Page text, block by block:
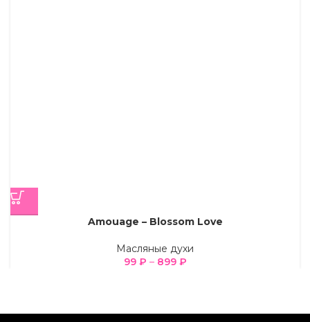
Amouage – Blossom Love
Масляные духи
99 ₽ – 899 ₽